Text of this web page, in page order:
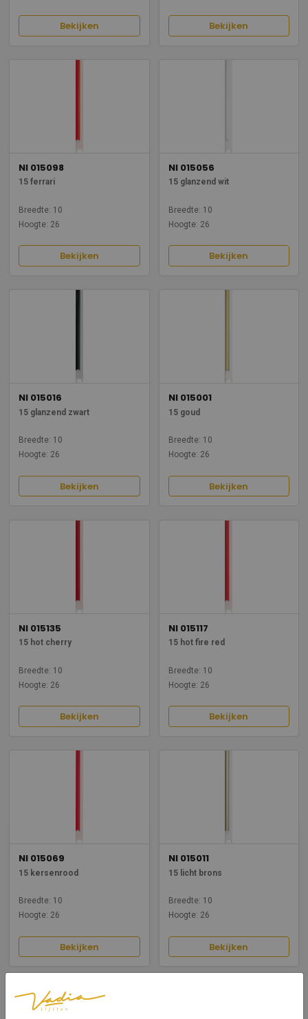
Bekijken Bekijken
NI 015098
15 ferrari
Breedte: 10
Hoogte: 26
Bekijken
NI 015056
15 glanzend wit
Breedte: 10
Hoogte: 26
Bekijken
NI 015016
15 glanzend zwart
Breedte: 10
Hoogte: 26
Bekijken
NI 015001
15 goud
Breedte: 10
Hoogte: 26
Bekijken
NI 015135
15 hot cherry
Breedte: 10
Hoogte: 26
Bekijken
NI 015117
15 hot fire red
Breedte: 10
Hoogte: 26
Bekijken
NI 015069
15 kersenrood
Breedte: 10
Hoogte: 26
Bekijken
NI 015011
15 licht brons
Breedte: 10
Hoogte: 26
Bekijken